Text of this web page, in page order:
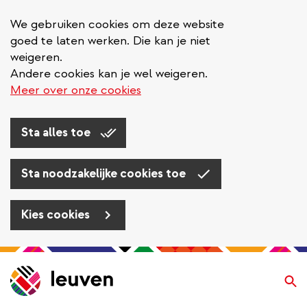
We gebruiken cookies om deze website
goed te laten werken. Die kan je niet
weigeren.
Andere cookies kan je wel weigeren.
Meer over onze cookies
Sta alles toe
Sta noodzakelijke cookies toe
Kies cookies
Overslaan
en
naar